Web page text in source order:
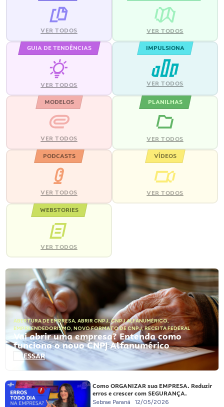
VER TODOS VER TODOS
GUIA DE TENDÊNCIAS
VER TODOS
IMPULSIONA
VER TODOS
MODELOS
VER TODOS
PLANILHAS
VER TODOS
PODCASTS
VER TODOS
VÍDEOS
VER TODOS
WEBSTORIES
VER TODOS
ABERTURA DE EMPRESA, ABRIR CNPJ,CNPJ ALFANUMÉRICO,
EMPREENDEDORISMO, NOVO FORMATO DE CNPJ,RECEITA FEDERAL
Vai abrir uma empresa? Entenda como
funciona o novo CNPJ Alfanumérico
ACESSAR
Como ORGANIZAR sua EMPRESA. Reduzir
erros e crescer com SEGURANÇA.
Sebrae Paraná 12/05/2026